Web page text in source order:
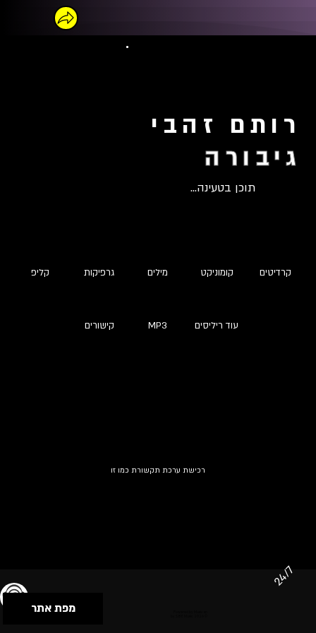
רותם זהבי
גיבורה
תוכן בטעינה...
קליפ גרפיקות מילים קומוניקט קרדיטים
קישורים MP3 עוד ריליסים
רכישת ערכת תקשורת כמו זו
מפת אתר
24/7